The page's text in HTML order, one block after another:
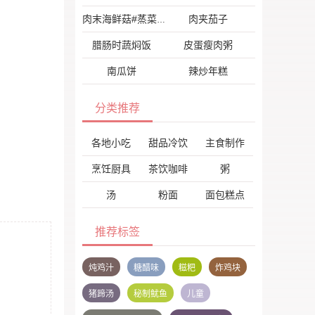
肉末海鲜菇#蒸菜# 肉夹茄子
腊肠时蔬焖饭 皮蛋瘦肉粥
南瓜饼 辣炒年糕
分类推荐
各地小吃 甜品冷饮 主食制作
烹饪厨具 茶饮咖啡 粥
汤 粉面 面包糕点
推荐标签
炖鸡汁 糖醋味 糍粑 炸鸡块
猪蹄汤 秘制鱿鱼 儿童